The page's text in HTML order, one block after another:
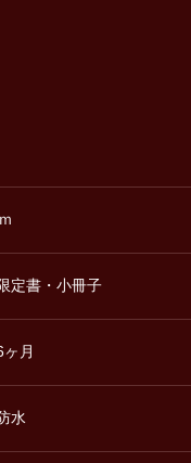
定書・小冊子
月
水